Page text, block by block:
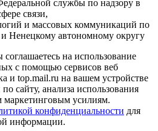
службы по надзору в
связи,
и массовых коммуникаций по
и Ненецкому автономному округу
на использование
с помощью сервисов веб
и top.mail.ru на вашем устройстве
сайту, анализа использования
маркетинговым усилиям.
конфиденциальности для
информации.